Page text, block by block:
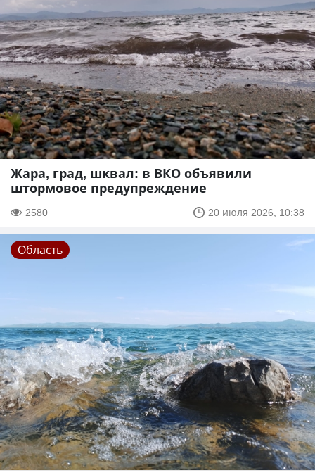
Жара, град, шквал: в ВКО объявили
штормовое предупреждение
2580 20 июля 2026, 10:38
Область